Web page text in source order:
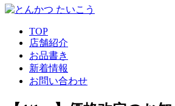
TOP
店舗紹介
お品書き
新着情報
お問い合わせ